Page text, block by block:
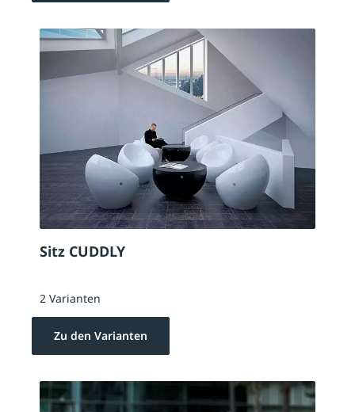
Sitz CUDDLY
2 Varianten
Zu den Varianten